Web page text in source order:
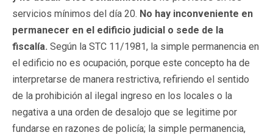
servicios mínimos del día 20. No hay inconveniente en
permanecer en el edificio judicial o sede de la
fiscalía. Según la STC 11/1981, la simple permanencia en
el edificio no es ocupación, porque este concepto ha de
interpretarse de manera restrictiva, refiriendo el sentido
de la prohibición al ilegal ingreso en los locales o la
negativa a una orden de desalojo que se legitime por
fundarse en razones de policía; la simple permanencia,